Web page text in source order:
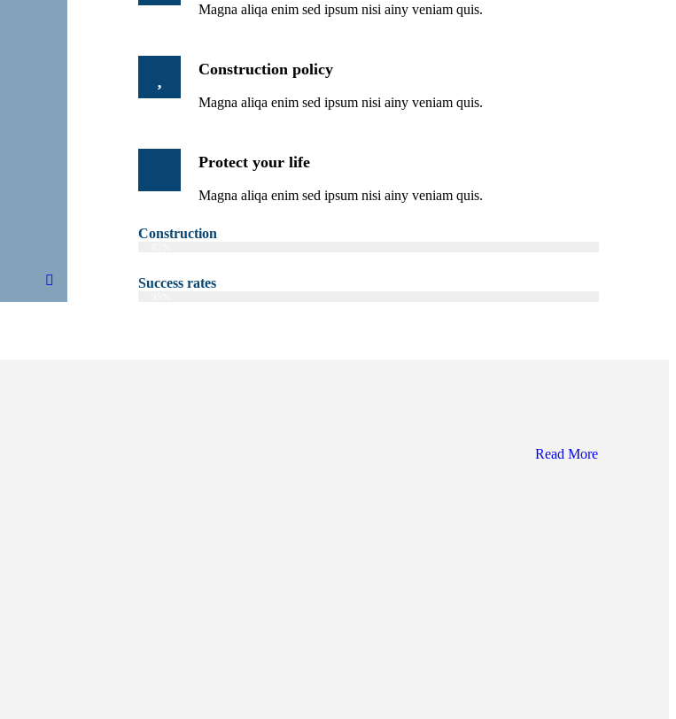
Magna aliqa enim sed ipsum nisi ainy veniam quis.
Construction policy
Magna aliqa enim sed ipsum nisi ainy veniam quis.
Protect your life
Magna aliqa enim sed ipsum nisi ainy veniam quis.
Construction
Success rates
Read More